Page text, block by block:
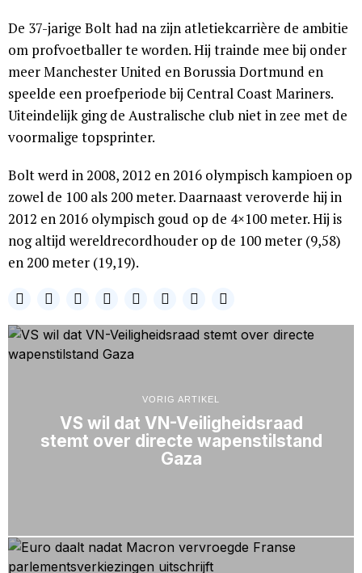
De 37-jarige Bolt had na zijn atletiekcarrière de ambitie
om profvoetballer te worden. Hij trainde mee bij onder
meer Manchester United en Borussia Dortmund en
speelde een proefperiode bij Central Coast Mariners.
Uiteindelijk ging de Australische club niet in zee met de
voormalige topsprinter.
Bolt werd in 2008, 2012 en 2016 olympisch kampioen op
zowel de 100 als 200 meter. Daarnaast veroverde hij in
2012 en 2016 olympisch goud op de 4×100 meter. Hij is
nog altijd wereldrecordhouder op de 100 meter (9,58)
en 200 meter (19,19).
VORIG ARTIKEL
VS wil dat VN-Veiligheidsraad
stemt over directe wapenstilstand
Gaza